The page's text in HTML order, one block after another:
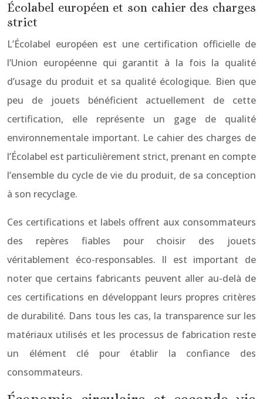
Écolabel européen et son cahier des charges
strict
L’Écolabel européen est une certification officielle de
l’Union européenne qui garantit à la fois la qualité
d’usage du produit et sa qualité écologique. Bien que
peu de jouets bénéficient actuellement de cette
certification, elle représente un gage de qualité
environnementale important. Le cahier des charges de
l’Écolabel est particulièrement strict, prenant en compte
l’ensemble du cycle de vie du produit, de sa conception
à son recyclage.
Ces certifications et labels offrent aux consommateurs
des repères fiables pour choisir des jouets
véritablement éco-responsables. Il est important de
noter que certains fabricants peuvent aller au-delà de
ces certifications en développant leurs propres critères
de durabilité. Dans tous les cas, la transparence sur les
matériaux utilisés et les processus de fabrication reste
un élément clé pour établir la confiance des
consommateurs.